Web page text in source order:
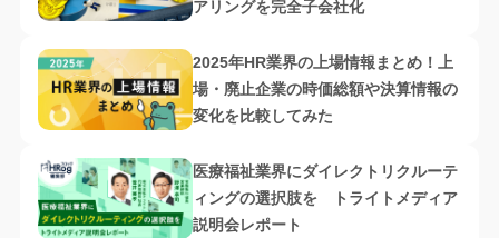
アリングを完全子会社化
2025年HR業界の上場情報まとめ！上
場・廃止企業の時価総額や決算情報の
変化を比較してみた
医療福祉業界にダイレクトリクルーテ
ィングの選択肢を トライトメディア
説明会レポート